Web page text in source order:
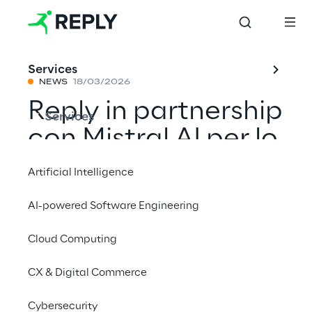
Services
Services
Artificial Intelligence
AI-powered Software Engineering
Cloud Computing
CX & Digital Commerce
Cybersecurity
NEWS 18/03/2026
Reply in partnership
con Mistral AI per lo
sviluppo di soluzioni
di intelligenza
pronta per
l’adozione in
contesti enterprise